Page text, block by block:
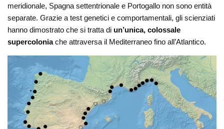
meridionale, Spagna settentrionale e Portogallo non sono entità
separate. Grazie a test genetici e comportamentali, gli scienziati
hanno dimostrato che si tratta di un’unica, colossale
supercoloniache attraversa il Mediterraneo fino all’Atlantico.